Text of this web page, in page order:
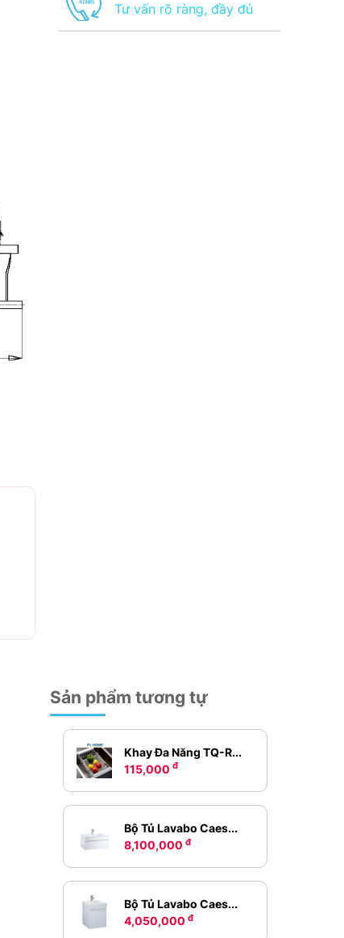
Tư vấn rõ ràng, đầy đủ
Sản phẩm tương tự
Khay Đa Năng TQ-R...
115,000 đ
Bộ Tủ Lavabo Caes...
8,100,000 đ
Bộ Tủ Lavabo Caes...
4,050,000 đ